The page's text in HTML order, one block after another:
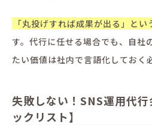
「丸投げすれば成果が出る」と
す。代行に任せる場合でも、自社
たい価値は社内で言語化しておく
失敗しない！SNS運用代
ックリスト】